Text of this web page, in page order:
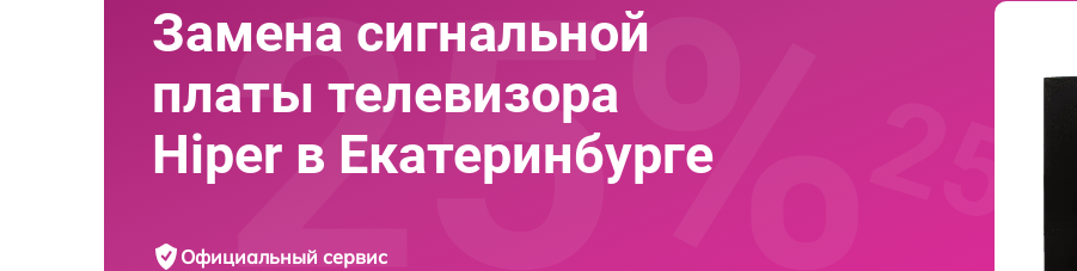
Замена сигнальной
платы телевизора
Hiper в Екатеринбурге
Официальный сервис